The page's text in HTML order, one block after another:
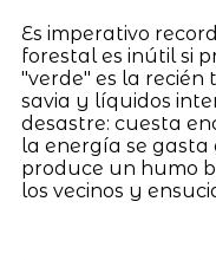
Es imperativo
forestal es inútil si
"verde" es la
savia y líquidos
desastre: cuesta
la energía se
produce un humo
los vecinos y